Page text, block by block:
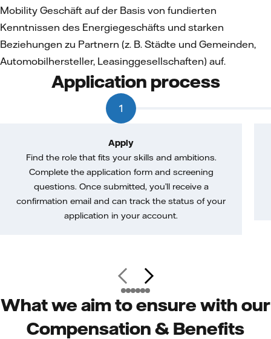
Mobility Geschäft auf der Basis von fundierten
Kenntnissen des Energiegeschäfts und starken
Beziehungen zu Partnern (z. B. Städte und Gemeinden,
Automobilhersteller, Leasinggesellschaften) auf.
Application process
1
Apply
Find the role that fits your skills and ambitions.
Complete the application form and screening
questions. Once submitted, you’ll receive a
confirmation email and can track the status of your
application in your account.
What we aim to ensure with our
Compensation & Benefits